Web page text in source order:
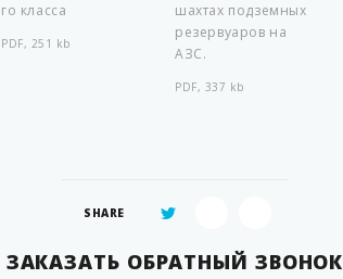
го класса
PDF, 251 kb
шахтах подземных
резервуаров на
АЗС.
PDF, 337 kb
SHARE
ЗАКАЗАТЬ ОБРАТНЫЙ ЗВОНОК